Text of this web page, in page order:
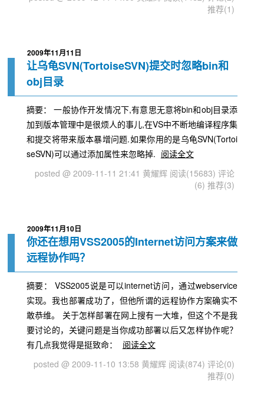
推荐(1)
2009年11月11日
让乌龟SVN(TortoiseSVN)提交时忽略bin和
obj目录
摘要： 一般协作开发情况下,有意思无意将bin和obj目录添
加到版本管理中是很烦人的事儿,在VS中不断地编译程序集
和提交将带来版本暴增问题.如果你用的是乌龟SVN(Tortoi
seSVN)可以通过添加属性来忽略掉. 阅读全文
posted @ 2009-11-11 21:41 黄耀辉 阅读(15683) 评论
(6) 推荐(3)
2009年11月10日
你还在想用VSS2005的Internet访问方案来做
远程协作吗？
摘要： VSS2005说是可以internet访问，通过webservice
实现。我也部署成功了，但他所谓的远程协作方案确实不
敢恭维。 关于怎样部署在网上搜有一大堆，但这个不是我
要讨论的，关键问题是当你成功部署以后又怎样协作呢？
有几点我觉得是挺致命：
阅读全文
posted @ 2009-11-10 13:58 黄耀辉 阅读(874) 评论(0)
推荐(0)